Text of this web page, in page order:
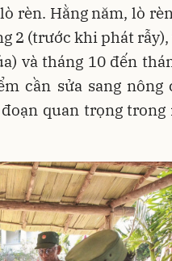
rèn. Hằng năm, lò
2 (trước khi phát rẫy),
và tháng 10 đến
cần sửa sang nông
quan trọng